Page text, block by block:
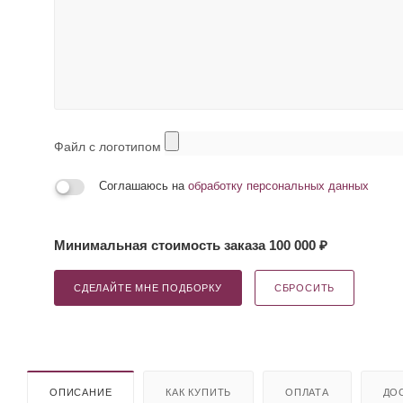
Файл с логотипом
Соглашаюсь на обработку персональных данных
Минимальная стоимость заказа 100 000 ₽
СДЕЛАЙТЕ МНЕ ПОДБОРКУ СБРОСИТЬ
ОПИСАНИЕ КАК КУПИТЬ ОПЛАТА